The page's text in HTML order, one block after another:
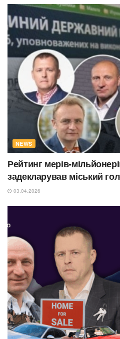
NEWS
Рейтинг мерів-
задекларував міський
03.04.2026